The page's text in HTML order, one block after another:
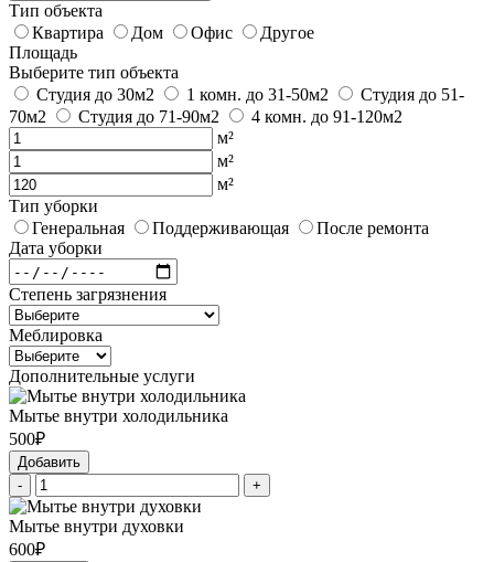
Тип объекта
Квартира
Дом Офис
Другое
Площадь
Выберите тип объекта
Студия до 30м2
1 комн. до 31-50м2
Студия до 51-
70м2
Студия до 71-90м2
4 комн. до 91-120м2
м²
м²
м²
Тип уборки
Генеральная
Поддерживающая
После ремонта
Дата уборки
Степень загрязнения
Меблировка
Дополнительные услуги
Мытье внутри холодильника
500₽
Добавить
-
+
Мытье внутри духовки
600₽